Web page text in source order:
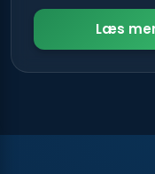
Læs